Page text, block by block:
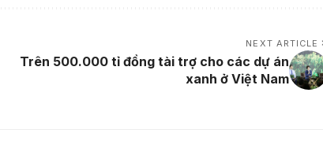
NEXT ARTICLE
Trên 500.000 tỉ đồng tài trợ cho các dự án
xanh ở Việt Nam